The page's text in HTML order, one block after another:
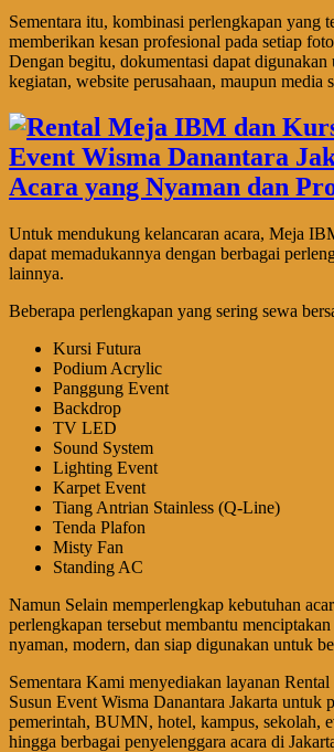
Sementara itu, kombinasi perlengkapan yang
memberikan kesan profesional pada setiap
Dengan begitu, dokumentasi dapat digunakan
kegiatan, website perusahaan, maupun media
Untuk mendukung kelancaran acara, Meja
dapat memadukannya dengan berbagai
lainnya.
Beberapa perlengkapan yang sering sewa
Kursi Futura
Podium Acrylic
Panggung Event
Backdrop
TV LED
Sound System
Lighting Event
Karpet Event
Tiang Antrian Stainless (Q-Line)
Tenda Plafon
Misty Fan
Standing AC
Namun Selain memperlengkap kebutuhan
perlengkapan tersebut membantu
nyaman, modern, dan siap digunakan untuk
Sementara Kami menyediakan layanan
Susun Event Wisma Danantara Jakarta untuk
pemerintah, BUMN, hotel, kampus, sekolah,
hingga berbagai penyelenggara acara di